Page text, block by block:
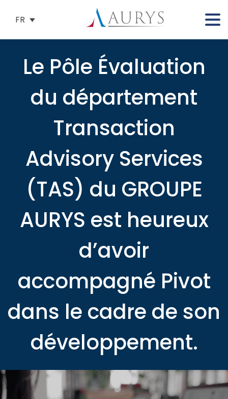
FR
Le Pôle Évaluation
du département
Transaction
Advisory Services
(TAS) du GROUPE
AURYS est heureux
d’avoir
accompagné Pivot
dans le cadre de son
développement.